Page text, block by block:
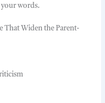
your words.
That Widen the Parent-